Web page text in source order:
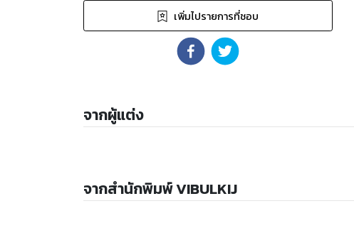
เพิ่มไปรายการที่ชอบ
จากผู้แต่ง
จากสำนักพิมพ์ VIBULKIJ